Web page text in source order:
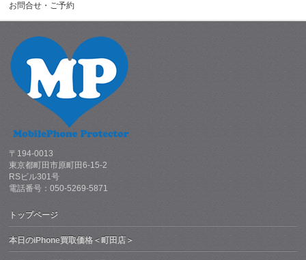
お問合せ・ご予約
〒194-0013
東京都町田市原町田6-15-2
RSビル301号
電話番号：050-5269-5871
トップページ
本日のiPhone買取価格＜町田店＞